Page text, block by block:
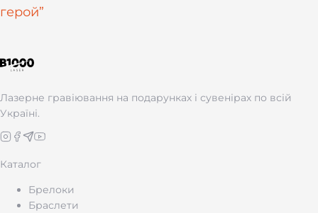
герой”
Лазерне гравіювання на подарунках і сувенірах по всій
Україні.
Каталог
Брелоки
Браслети